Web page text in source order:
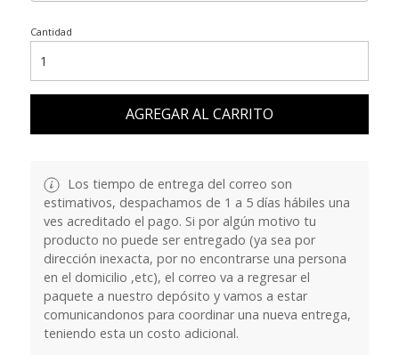
Cantidad
AGREGAR AL CARRITO
Los tiempo de entrega del correo son
estimativos, despachamos de 1 a 5 días hábiles una
ves acreditado el pago. Si por algún motivo tu
producto no puede ser entregado (ya sea por
dirección inexacta, por no encontrarse una persona
en el domicilio ,etc), el correo va a regresar el
paquete a nuestro depósito y vamos a estar
comunicandonos para coordinar una nueva entrega,
teniendo esta un costo adicional.